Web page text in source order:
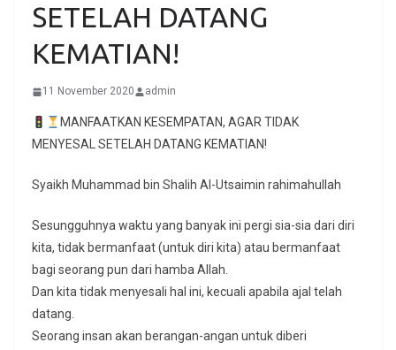
SETELAH DATANG
KEMATIAN!
11 November 2020 admin
MANFAATKAN KESEMPATAN, AGAR TIDAK
MENYESAL SETELAH DATANG KEMATIAN!
Syaikh Muhammad bin Shalih Al-Utsaimin rahimahullah
Sesungguhnya waktu yang banyak ini pergi sia-sia dari diri
kita, tidak bermanfaat (untuk diri kita) atau bermanfaat
bagi seorang pun dari hamba Allah.
Dan kita tidak menyesali hal ini, kecuali apabila ajal telah
datang.
Seorang insan akan berangan-angan untuk diberi